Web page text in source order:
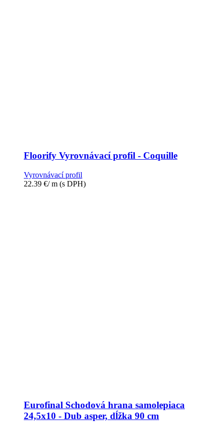
Floorify Vyrovnávací profil - Coquille
Vyrovnávací profil
22.39 €/ m (s DPH)
Eurofinal Schodová hrana samolepiaca
24,5x10 - Dub asper, dĺžka 90 cm